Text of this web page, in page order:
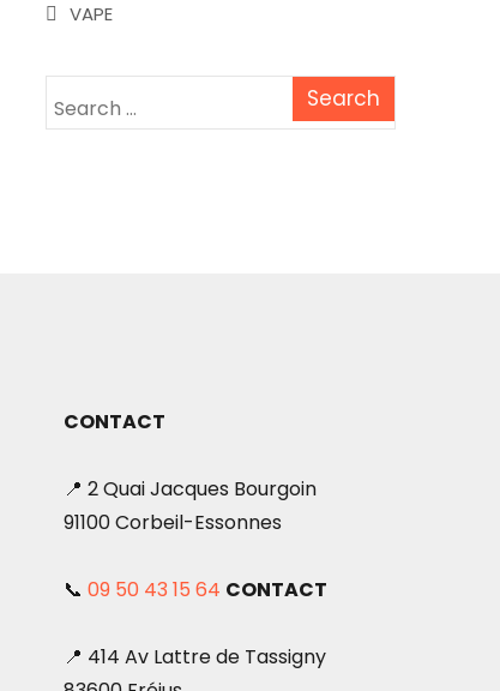
VAPE
CONTACT
📍 2 Quai Jacques Bourgoin
91100 Corbeil-Essonnes
📞 09 50 43 15 64 CONTACT
📍 414 Av Lattre de Tassigny